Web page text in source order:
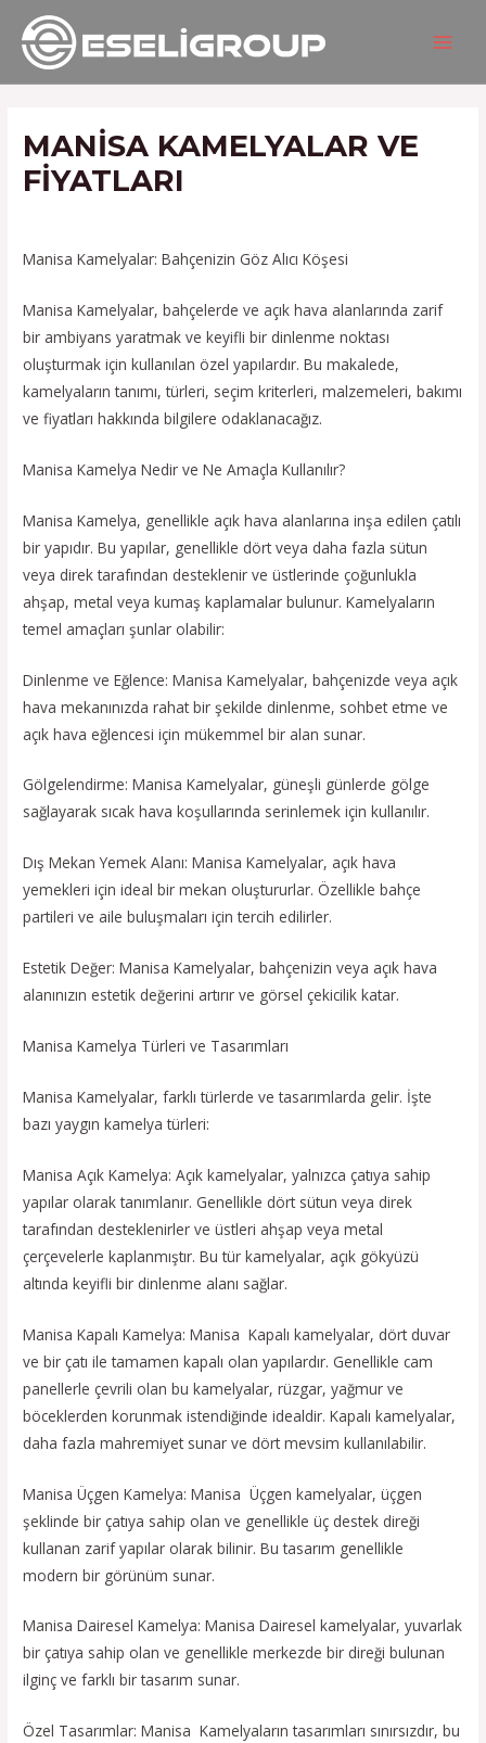
İçeriğe
atla
MANISA KAMELYALAR VE
FIYATLARI
Manisa Kamelyalar: Bahçenizin Göz Alıcı Köşesi
Manisa Kamelyalar, bahçelerde ve açık hava alanlarında zarif
bir ambiyans yaratmak ve keyifli bir dinlenme noktası
oluşturmak için kullanılan özel yapılardır. Bu makalede,
kamelyaların tanımı, türleri, seçim kriterleri, malzemeleri, bakımı
ve fiyatları hakkında bilgilere odaklanacağız.
Manisa Kamelya Nedir ve Ne Amaçla Kullanılır?
Manisa Kamelya, genellikle açık hava alanlarına inşa edilen çatılı
bir yapıdır. Bu yapılar, genellikle dört veya daha fazla sütun
veya direk tarafından desteklenir ve üstlerinde çoğunlukla
ahşap, metal veya kumaş kaplamalar bulunur. Kamelyaların
temel amaçları şunlar olabilir:
Dinlenme ve Eğlence: Manisa Kamelyalar, bahçenizde veya açık
hava mekanınızda rahat bir şekilde dinlenme, sohbet etme ve
açık hava eğlencesi için mükemmel bir alan sunar.
Gölgelendirme: Manisa Kamelyalar, güneşli günlerde gölge
sağlayarak sıcak hava koşullarında serinlemek için kullanılır.
Dış Mekan Yemek Alanı: Manisa Kamelyalar, açık hava
yemekleri için ideal bir mekan oluştururlar. Özellikle bahçe
partileri ve aile buluşmaları için tercih edilirler.
Estetik Değer: Manisa Kamelyalar, bahçenizin veya açık hava
alanınızın estetik değerini artırır ve görsel çekicilik katar.
Manisa Kamelya Türleri ve Tasarımları
Manisa Kamelyalar, farklı türlerde ve tasarımlarda gelir. İşte
bazı yaygın kamelya türleri:
Manisa Açık Kamelya: Açık kamelyalar, yalnızca çatıya sahip
yapılar olarak tanımlanır. Genellikle dört sütun veya direk
tarafından desteklenirler ve üstleri ahşap veya metal
çerçevelerle kaplanmıştır. Bu tür kamelyalar, açık gökyüzü
altında keyifli bir dinlenme alanı sağlar.
Manisa Kapalı Kamelya: Manisa Kapalı kamelyalar, dört duvar
ve bir çatı ile tamamen kapalı olan yapılardır. Genellikle cam
panellerle çevrili olan bu kamelyalar, rüzgar, yağmur ve
böceklerden korunmak istendiğinde idealdir. Kapalı kamelyalar,
daha fazla mahremiyet sunar ve dört mevsim kullanılabilir.
Manisa Üçgen Kamelya: Manisa Üçgen kamelyalar, üçgen
şeklinde bir çatıya sahip olan ve genellikle üç destek direği
kullanan zarif yapılar olarak bilinir. Bu tasarım genellikle
modern bir görünüm sunar.
Manisa Dairesel Kamelya: Manisa Dairesel kamelyalar, yuvarlak
bir çatıya sahip olan ve genellikle merkezde bir direği bulunan
ilginç ve farklı bir tasarım sunar.
Özel Tasarımlar: Manisa Kamelyaların tasarımları sınırsızdır, bu
Yazı
gezinmesi